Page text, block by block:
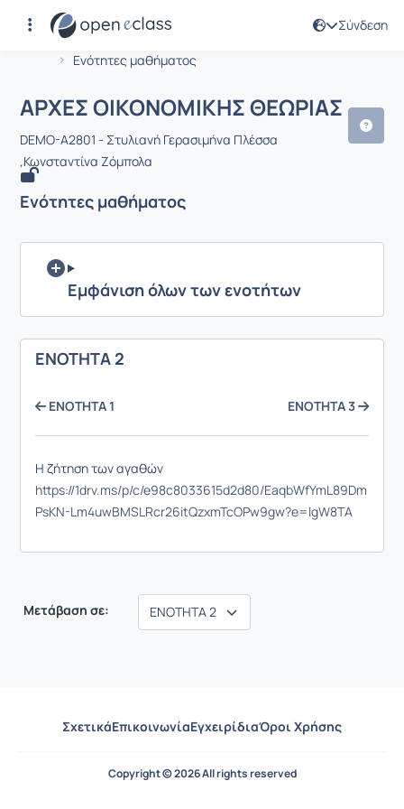
Σύνδεση
Αρχική Σελίδα
Ενότητες μαθήματος
Μάθημα : ΑΡΧΕΣ ΟΙΚΟΝΟΜΙΚΗΣ
ΑΡΧΕΣ ΟΙΚΟΝΟΜΙΚΗΣ ΘΕΩΡΙΑΣ
DEMO-A2801 - Στυλιανή Γερασιμήνα Πλέσσα
,Κωνσταντίνα Ζόμπολα
Ενότητες μαθήματος
Εμφάνιση όλων των ενοτήτων
ENOTHTA 2
ENOTHTA 1 ENOTHTA 3
Η ζήτηση των αγαθών
https://1drv.ms/p/c/e98c8033615d2d80/EaqbWfYmL89Dm
PsKN-Lm4uwBMSLRcr26itQzxmTcOPw9gw?e=lgW8TA
Μετάβαση σε:
ΣχετικάΕπικοινωνίαΕγχειρίδιαΌροι Χρήσης
Copyright © 2026 All rights reserved